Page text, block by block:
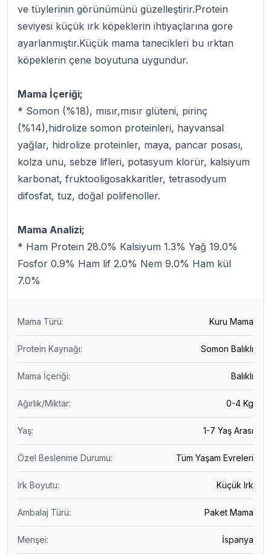
ve tüylerinin görünümünü güzelleştirir.Protein
seviyesi küçük ırk köpeklerin ihtiyaçlarına gore
ayarlanmıştır.Küçük mama tanecikleri bu ırktan
köpeklerin çene boyutuna uygundur.
Mama İçeriği;
* Somon (%18), mısır,mısır glüteni, pirinç
(%14),hidrolize somon proteinleri, hayvansal
yağlar, hidrolize proteinler, maya, pancar posası,
kolza unu, sebze lifleri, potasyum klorür, kalsiyum
karbonat, fruktooligosakkaritler, tetrasodyum
difosfat, tuz, doğal polifenoller.
Mama Analizi;
* Ham Protein 28.0% Kalsiyum 1.3% Yağ 19.0%
Fosfor 0.9% Ham lif 2.0% Nem 9.0% Ham kül
7.0%
Mama Türü: Kuru Mama
Protein Kaynağı: Somon Balıklı
Mama İçeriği: Balıklı
Ağırlık/Miktar: 0-4 Kg
Yaş: 1-7 Yaş Arası
Özel Beslenme Durumu: Tüm Yaşam Evreleri
Irk Boyutu: Küçük Irk
Ambalaj Türü: Paket Mama
Menşei: İspanya